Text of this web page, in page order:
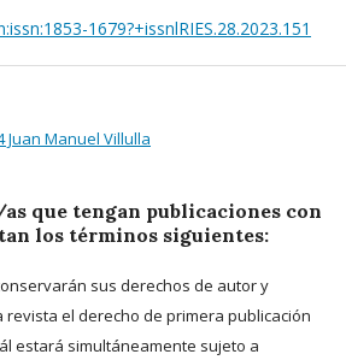
1679?+issnlRIES.28.2023.151
Juan Manuel Villulla
que tengan publicaciones con
los términos siguientes:
sus derechos de autor y
revista el derecho de primera publicación
estará simultáneamente sujeto a